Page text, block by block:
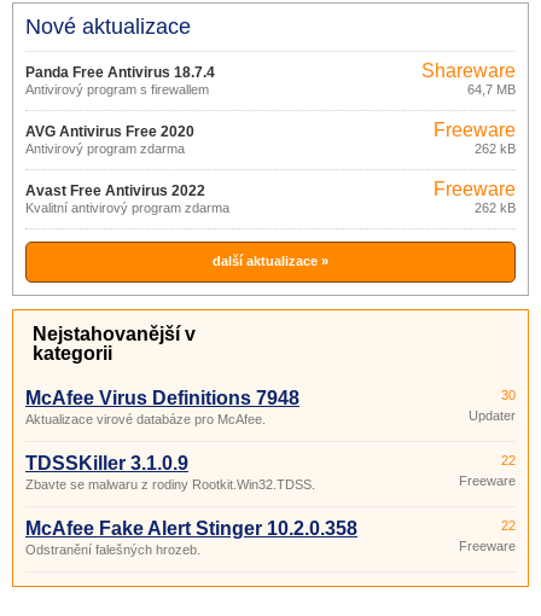
Nové aktualizace
Panda Free Antivirus 18.7.4
Antivirový program s firewallem
Shareware
64,7 MB
AVG Antivirus Free 2020
Antivirový program zdarma
Freeware
262 kB
Avast Free Antivirus 2022
Kvalitní antivirový program zdarma
Freeware
262 kB
další aktualizace »
Nejstahovanější v
kategorii
McAfee Virus Definitions 7948
Aktualizace virové databáze pro McAfee.
30
Updater
TDSSKiller 3.1.0.9
Zbavte se malwaru z rodiny Rootkit.Win32.TDSS.
22
Freeware
McAfee Fake Alert Stinger 10.2.0.358
Odstranění falešných hrozeb.
22
Freeware